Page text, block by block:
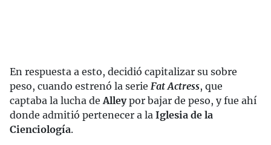
En respuesta a esto, decidió capitalizar su sobre
peso, cuando estrenó la serie Fat Actress, que
captaba la lucha deAlleypor bajar de peso, y fue ahí
donde admitió pertenecer a la Iglesia de la
Cienciología.